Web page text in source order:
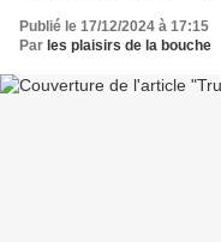
Publié le 17/12/2024 à 17:15
Par les plaisirs de la bouche